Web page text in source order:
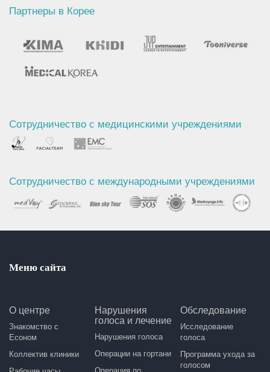
Партнеры в Корее
Сотрудничество с медицинскими учреждениями
Сотрудничество с международными учреждениями
Меню сайта
О центре
Знакомство с
Есоном
Коллектив клиники
Нарушения
голоса и лечение
Нарушения голоса
Операции на гортани
Обследование
Исследование
голоса
Программа ухода за
голосом